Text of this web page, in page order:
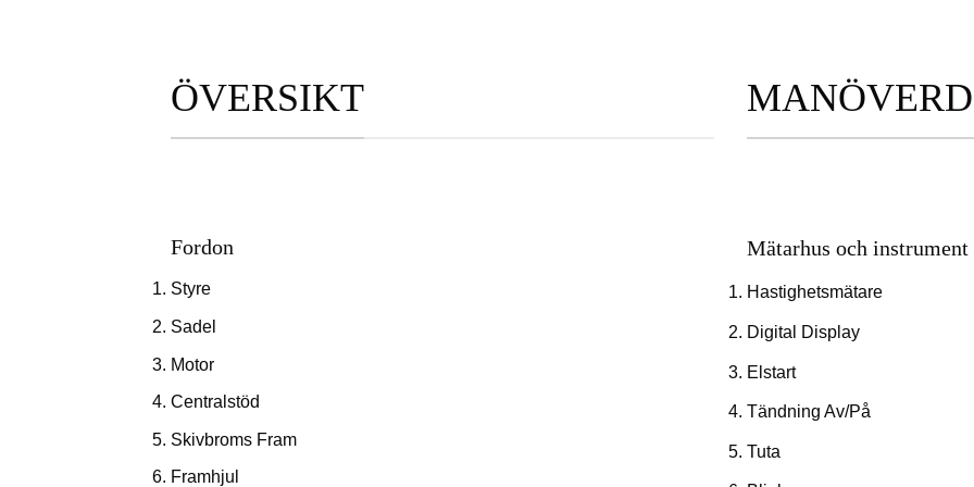
ÖVERSIKT
Fordon
Styre
Sadel
Motor
Centralstöd
Skivbroms Fram
Framhjul
Mätarhus och instrument
Hastighetsmätare
Digital Display
Elstart
Tändning Av/På
Tuta